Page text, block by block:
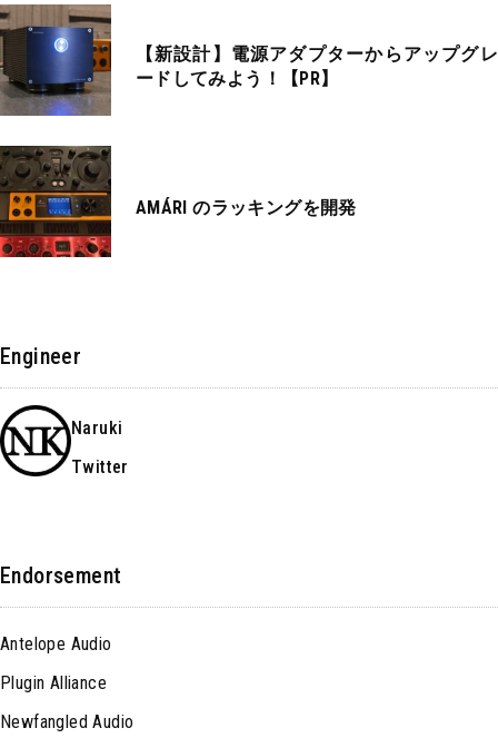
【新設計】電源アダプターからアップグレ
ードしてみよう！【PR】
AMÁRI のラッキングを開発
Engineer
Naruki
Twitter
Endorsement
Antelope Audio
Plugin Alliance
Newfangled Audio